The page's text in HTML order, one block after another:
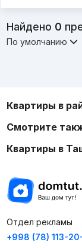
Найдено 0
По умолчанию
Квартиры в
Смотрите
Квартиры в
Отдел рекламы
+998 (78) 113-